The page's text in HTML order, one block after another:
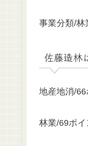
事業分類/林
佐藤造林
地産地消/66
林業/69ポイ